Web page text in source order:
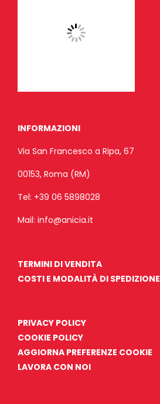
INFORMAZIONI
Via San Francesco a Ripa, 67
00153, Roma (RM)
Tel: +39 06 5898028
Mail: info@anicia.it
TERMINI DI VENDITA
COSTI E MODALITÀ DI SPEDIZIONE
PRIVACY POLICY
COOKIE POLICY
AGGIORNA PREFERENZE COOKIE
LAVORA CON NOI